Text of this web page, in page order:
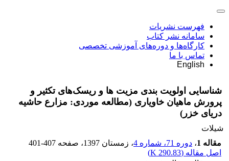
فهرست نشریات
سامانه نشر کتاب
کارگاه‌ها و دوره‌های آموزشی تخصصی
تماس با ما
English
شناسایی اولویت بندی مزیت ها و ریسک‌های تکثیر و
پرورش ماهیان خاویاری (مطالعه موردی: مزارع حاشیه
دریای خزر)
شیلات
مقاله 1
، دوره 71، شماره 4 ، زمستان 1397 ، صفحه 401-407
اصل مقاله (290.83 K
)